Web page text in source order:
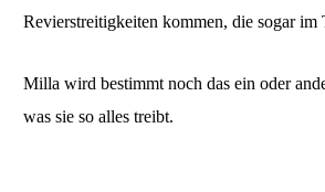
Revierstreitigkeiten kommen, die sogar im
Milla wird bestimmt noch das ein oder
was sie so alles treibt.